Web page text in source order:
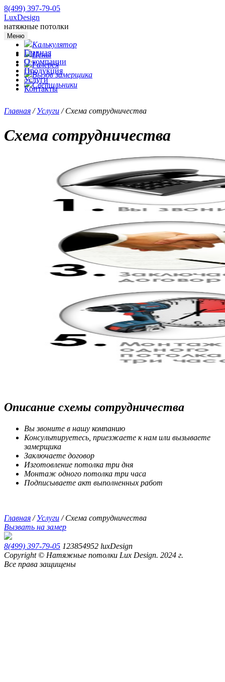
8(499) 397-79-05
LuxDesign
натяжные потолки
Меню
Главная
О компании
Продукция
Услуги
Контакты
Калькулятор
Цены
Галерея
Вызов замерщика
Светильники
Главная /Услуги /Схема сотрудничества
Схема сотрудничества
Описание схемы сотрудничества
Вы звоните в нашу компанию
Консультируетесь, приезжаете к нам или вызываете
замерщика
Заключаете договор
Изготовление потолка три дня
Монтаж одного потолка три часа
Подписываете акт выполненных работ
Главная /Услуги /Схема сотрудничества
Вызвать на замер
8(499) 397-79-05 123854952 luxDesign
Copyright © Натяжные потолки Lux Design. 2024 г.
Все права защищены